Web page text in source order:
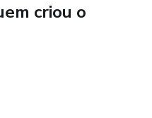
/ SDR
criou o